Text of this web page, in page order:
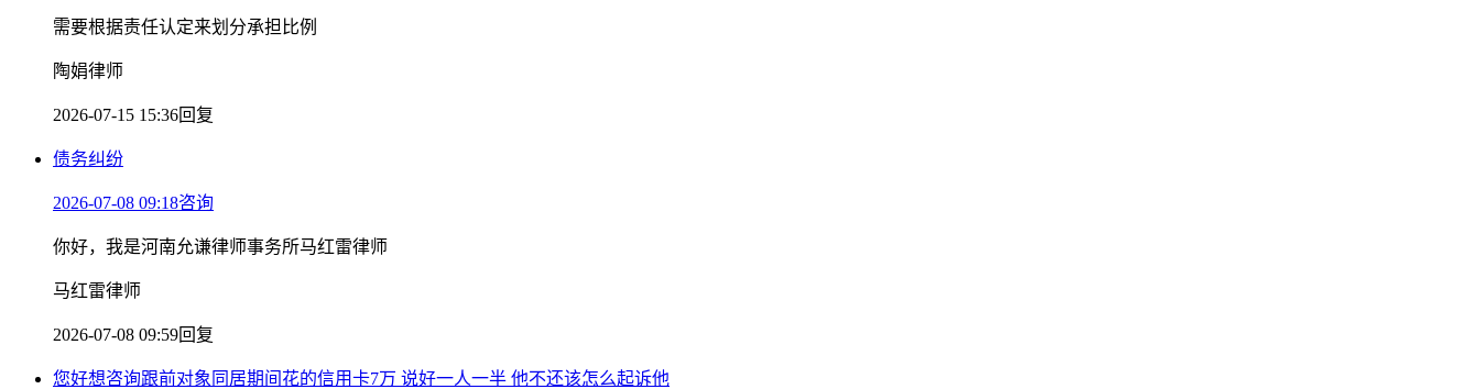
需要根据责任认定来划分承担比例
陶娟律师
2026-07-15 15:36回复
债务纠纷
2026-07-08 09:18咨询
你好，我是河南允谦律师事务所马红雷律师
马红雷律师
2026-07-08 09:59回复
您好想咨询跟前对象同居期间花的信用卡7万 说好一人一半 他不还该怎么起诉他